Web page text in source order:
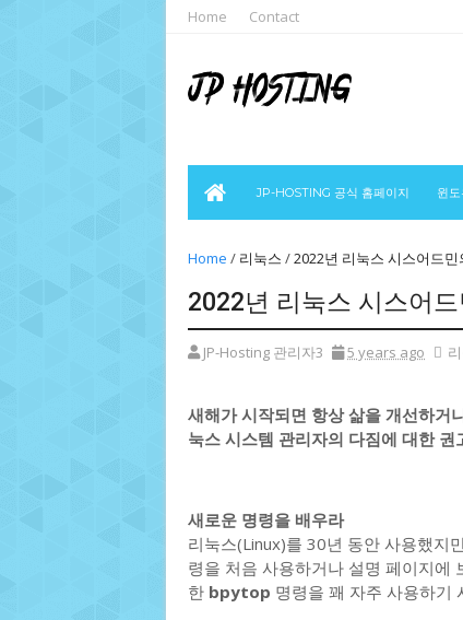
Home Contact
JP-HOSTING 공식 홈페이지 윈
Home / 리눅스 /2022년 리눅스 시스어드민
2022년 리눅스 시스어
JP-Hosting 관리자3 5 years ago
새해가 시작되면 항상 삶을 개선하거
눅스 시스템 관리자의 다짐에 대한 권
새로운 명령을 배우라
리눅스(Linux)를 30년 동안 사용했지
령을 처음 사용하거나 설명 페이지에
한 bpytop 명령을 꽤 자주 사용하기